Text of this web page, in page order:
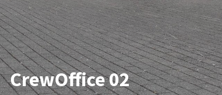
CrewOffice 02